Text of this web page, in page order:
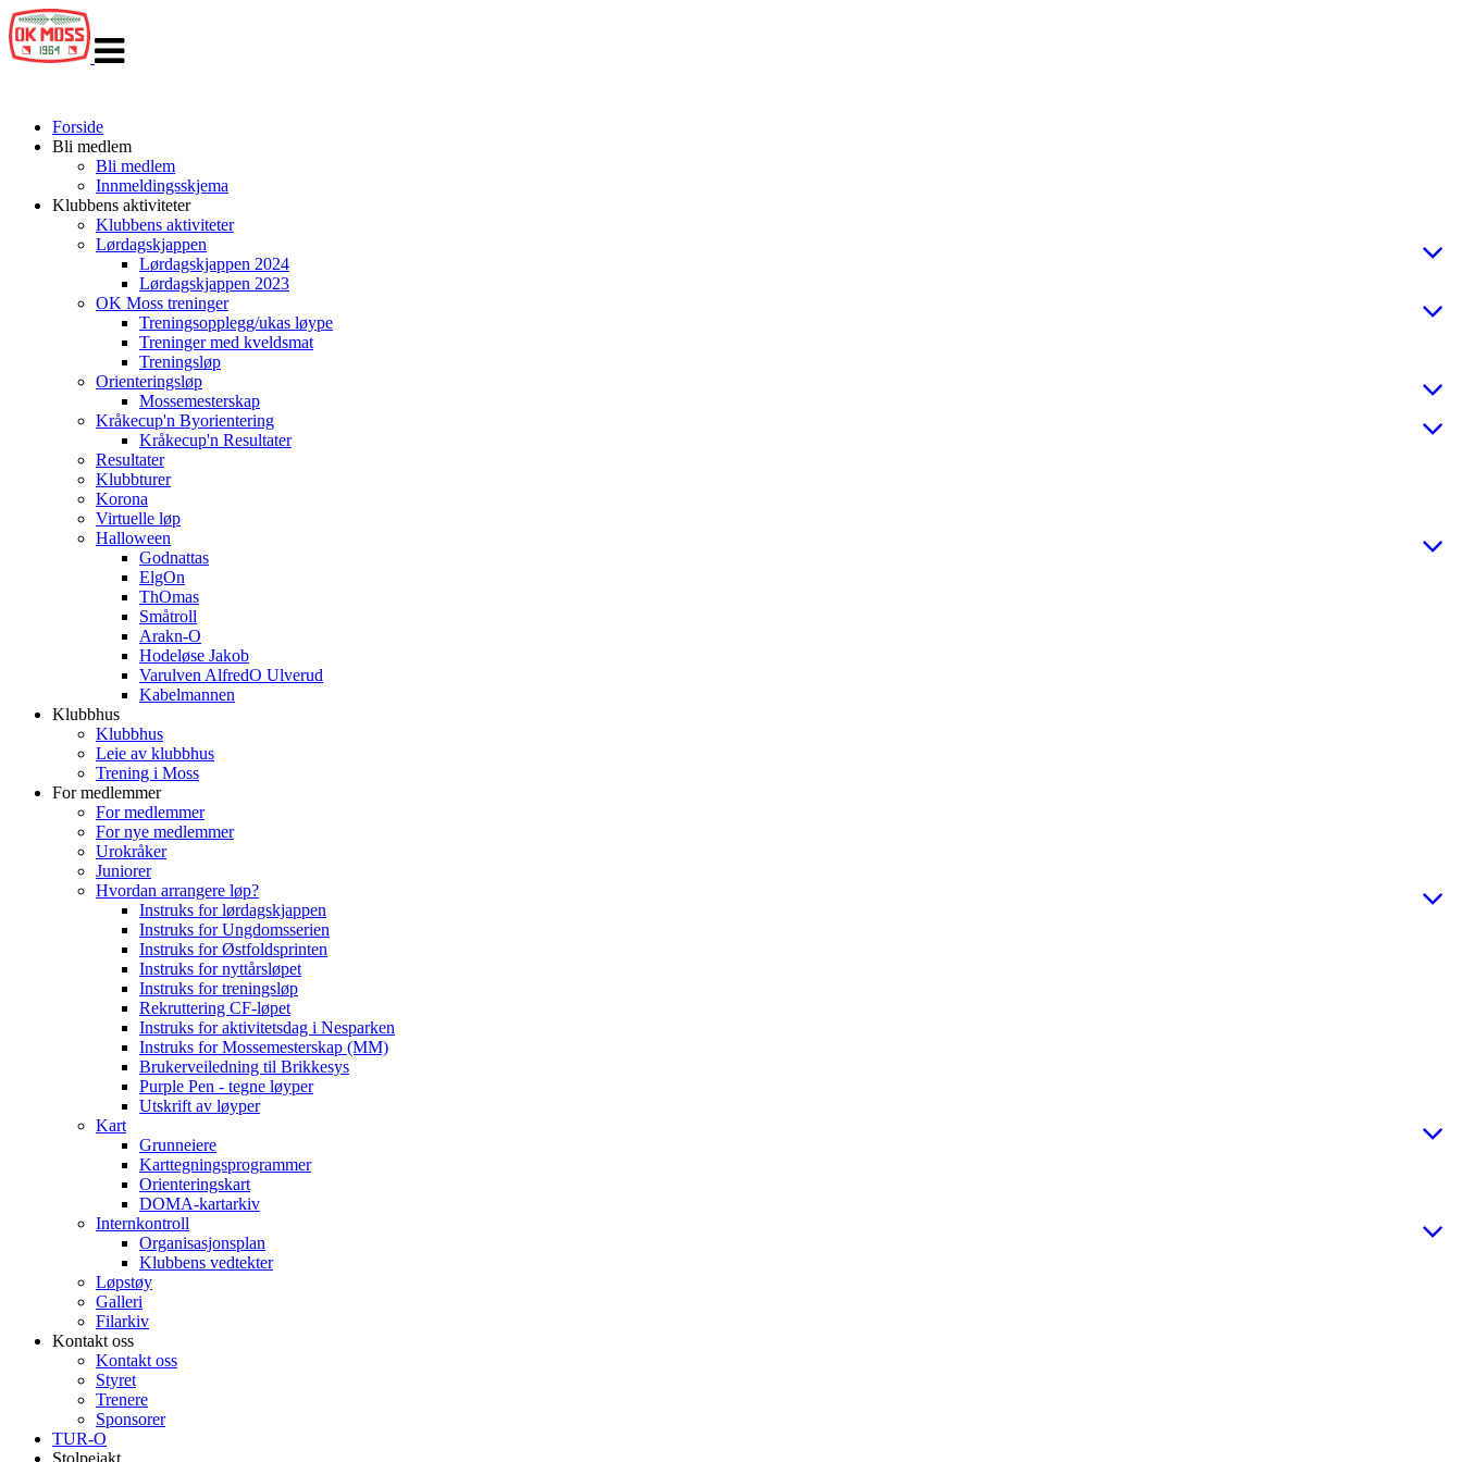
navigasjon
Forside
Bli medlem
Bli medlem
Innmeldingsskjema
Klubbens aktiviteter
Klubbens aktiviteter
Lørdagskjappen
Lørdagskjappen 2024
Lørdagskjappen 2023
OK Moss treninger
Treningsopplegg/ukas løype
Treninger med kveldsmat
Treningsløp
Orienteringsløp
Mossemesterskap
Kråkecup'n Byorientering
Kråkecup'n Resultater
Resultater
Klubbturer
Korona
Virtuelle løp
Halloween
Godnattas
ElgOn
ThOmas
Småtroll
Arakn-O
Hodeløse Jakob
Varulven AlfredO Ulverud
Kabelmannen
Klubbhus
Klubbhus
Leie av klubbhus
Trening i Moss
For medlemmer
For medlemmer
For nye medlemmer
Urokråker
Juniorer
Hvordan arrangere løp?
Instruks for lørdagskjappen
Instruks for Ungdomsserien
Instruks for Østfoldsprinten
Instruks for nyttårsløpet
Instruks for treningsløp
Rekruttering CF-løpet
Instruks for aktivitetsdag i Nesparken
Instruks for Mossemesterskap (MM)
Brukerveiledning til Brikkesys
Purple Pen - tegne løyper
Utskrift av løyper
Kart
Grunneiere
Karttegningsprogrammer
Orienteringskart
DOMA-kartarkiv
Internkontroll
Organisasjonsplan
Klubbens vedtekter
Løpstøy
Galleri
Filarkiv
Kontakt oss
Kontakt oss
Styret
Trenere
Sponsorer
TUR-O
Stolpejakt